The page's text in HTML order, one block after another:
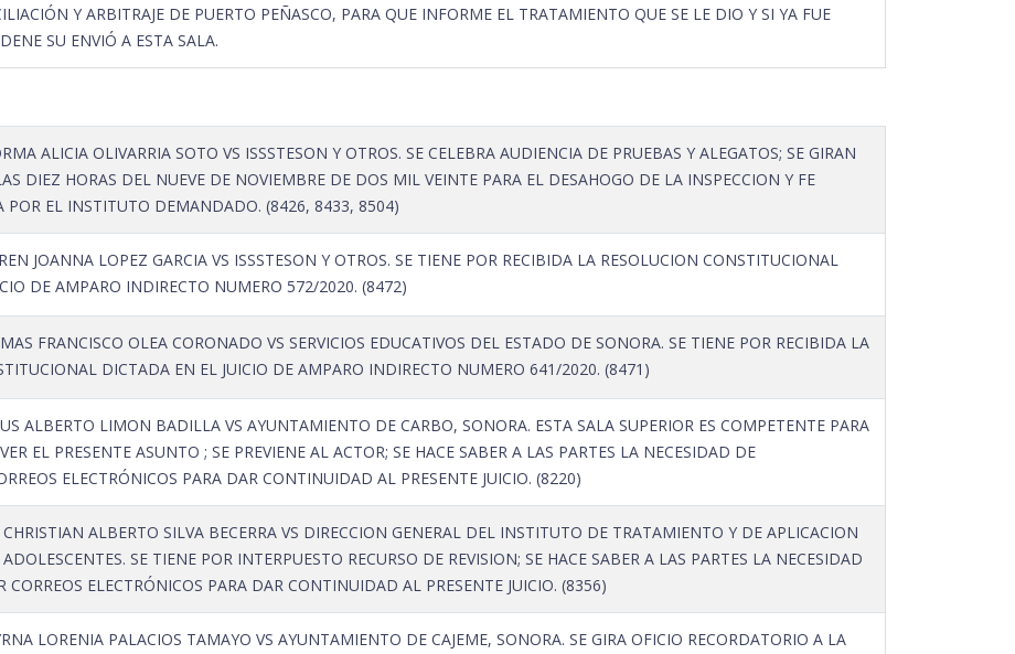
Y ARBITRAJE DE PUERTO PEÑASCO, PARA QUE INFORME EL TRATAMIENTO QUE SE LE DIO Y SI YA FUE
SU ENVIÓ A ESTA SALA.
ALICIA OLIVARRIA SOTO VS ISSSTESON Y OTROS. SE CELEBRA AUDIENCIA DE PRUEBAS Y ALEGATOS; SE GIRAN
DIEZ HORAS DEL NUEVE DE NOVIEMBRE DE DOS MIL VEINTE PARA EL DESAHOGO DE LA INSPECCION Y FE
POR EL INSTITUTO DEMANDADO. (8426, 8433, 8504)
JOANNA LOPEZ GARCIA VS ISSSTESON Y OTROS. SE TIENE POR RECIBIDA LA RESOLUCION CONSTITUCIONAL
DE AMPARO INDIRECTO NUMERO 572/2020. (8472)
FRANCISCO OLEA CORONADO VS SERVICIOS EDUCATIVOS DEL ESTADO DE SONORA. SE TIENE POR RECIBIDA LA
DICTADA EN EL JUICIO DE AMPARO INDIRECTO NUMERO 641/2020. (8471)
ALBERTO LIMON BADILLA VS AYUNTAMIENTO DE CARBO, SONORA. ESTA SALA SUPERIOR ES COMPETENTE PARA
EL PRESENTE ASUNTO ; SE PREVIENE AL ACTOR; SE HACE SABER A LAS PARTES LA NECESIDAD DE
ELECTRÓNICOS PARA DAR CONTINUIDAD AL PRESENTE JUICIO. (8220)
CHRISTIAN ALBERTO SILVA BECERRA VS DIRECCION GENERAL DEL INSTITUTO DE TRATAMIENTO Y DE APLICACION
SE TIENE POR INTERPUESTO RECURSO DE REVISION; SE HACE SABER A LAS PARTES LA NECESIDAD
CORREOS ELECTRÓNICOS PARA DAR CONTINUIDAD AL PRESENTE JUICIO. (8356)
LORENIA PALACIOS TAMAYO VS AYUNTAMIENTO DE CAJEME, SONORA. SE GIRA OFICIO RECORDATORIO A LA